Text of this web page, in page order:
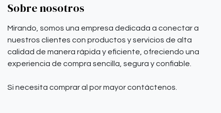
Sobre nosotros
Mirando, somos una empresa dedicada a conectar a
nuestros clientes con productos y servicios de alta
calidad de manera rápida y eficiente, ofreciendo una
experiencia de compra sencilla, segura y confiable.
Si necesita comprar al por mayor contáctenos.